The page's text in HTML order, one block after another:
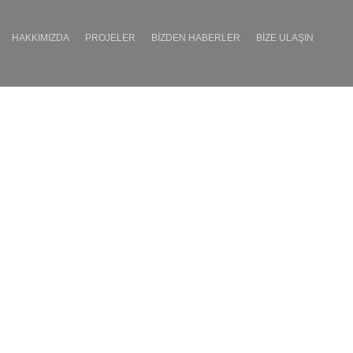
HAKKIMIZDA PROJELER BIZDEN HABERLER BIZE ULAŞIN